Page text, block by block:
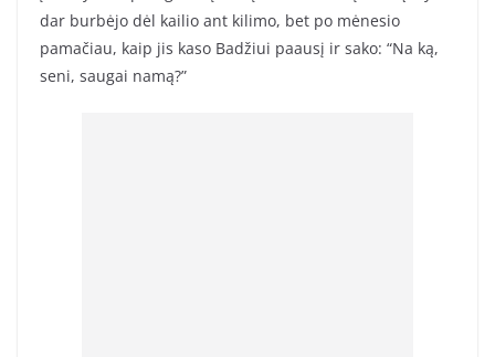
dar burbėjo dėl kailio ant kilimo, bet po mėnesio
pamačiau, kaip jis kaso Badžiui paausį ir sako: “Na ką,
seni, saugai namą?”